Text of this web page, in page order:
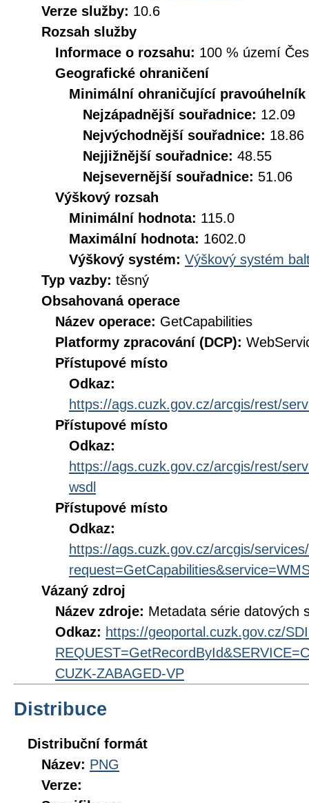
Verze služby: 10.6
Rozsah služby
Informace o rozsahu: 100 % území
Geografické ohraničení
Minimální ohraničující pravoúhelník
Nejzápadnější souřadnice: 12.09
Nejvýchodnější souřadnice: 18.86
Nejjižnější souřadnice: 48.55
Nejsevernější souřadnice: 51.06
Výškový rozsah
Minimální hodnota: 115.0
Maximální hodnota: 1602.0
Výškový systém: Výškový systém
Typ vazby: těsný
Obsahovaná operace
Název operace: GetCapabilities
Platformy zpracování (DCP):
Přístupové místo
Odkaz:
https://ags.cuzk.gov.cz/arcgis/rest/
Přístupové místo
Odkaz:
https://ags.cuzk.gov.cz/arcgis/rest/
wsdl
Přístupové místo
Odkaz:
https://ags.cuzk.gov.cz/arcgis/
Vázaný zdroj
Název zdroje: Metadata série datových
Odkaz: https://geoportal.cuzk.gov.cz/
CUZK-ZABAGED-VP
Distribuce
Distribuční formát
Název: PNG
Verze: